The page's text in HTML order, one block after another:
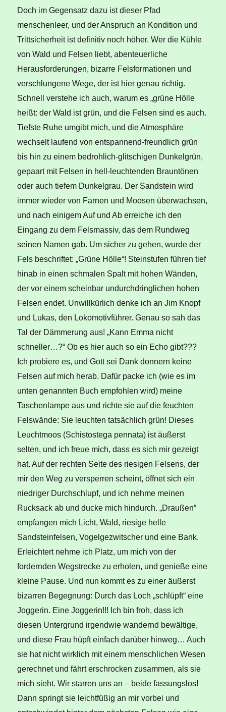
Doch im Gegensatz dazu ist dieser Pfad
menschenleer, und der Anspruch an Kondition und
Trittsicherheit ist definitiv noch höher. Wer die Kühle
von Wald und Felsen liebt, abenteuerliche
Herausforderungen, bizarre Felsformationen und
verschlungene Wege, der ist hier genau richtig.
Schnell verstehe ich auch, warum es „grüne Hölle
heißt: der Wald ist grün, und die Felsen sind es auch.
Tiefste Ruhe umgibt mich, und die Atmosphäre
wechselt laufend von entspannend-freundlich grün
bis hin zu einem bedrohlich-glitschigen Dunkelgrün,
gepaart mit Felsen in hell-leuchtenden Brauntönen
oder auch tiefem Dunkelgrau. Der Sandstein wird
immer wieder von Farnen und Moosen überwachsen,
und nach einigem Auf und Ab erreiche ich den
Eingang zu dem Felsmassiv, das dem Rundweg
seinen Namen gab. Um sicher zu gehen, wurde der
Fels beschriftet: „Grüne Hölle“! Steinstufen führen tief
hinab in einen schmalen Spalt mit hohen Wänden,
der vor einem scheinbar undurchdringlichen hohen
Felsen endet. Unwillkürlich denke ich an Jim Knopf
und Lukas, den Lokomotivführer. Genau so sah das
Tal der Dämmerung aus! „Kann Emma nicht
schneller…?“ Ob es hier auch so ein Echo gibt???
Ich probiere es, und Gott sei Dank donnern keine
Felsen auf mich herab. Dafür packe ich (wie es im
unten genannten Buch empfohlen wird) meine
Taschenlampe aus und richte sie auf die feuchten
Felswände: Sie leuchten tatsächlich grün! Dieses
Leuchtmoos (Schistostega pennata) ist äußerst
selten, und ich freue mich, dass es sich mir gezeigt
hat. Auf der rechten Seite des riesigen Felsens, der
mir den Weg zu versperren scheint, öffnet sich ein
niedriger Durchschlupf, und ich nehme meinen
Rucksack ab und ducke mich hindurch. „Draußen“
empfangen mich Licht, Wald, riesige helle
Sandsteinfelsen, Vogelgezwitscher und eine Bank.
Erleichtert nehme ich Platz, um mich von der
fordernden Wegstrecke zu erholen, und genieße eine
kleine Pause. Und nun kommt es zu einer äußerst
bizarren Begegnung: Durch das Loch „schlüpft“ eine
Joggerin. Eine Joggerin!!! Ich bin froh, dass ich
diesen Untergrund irgendwie wandernd bewältige,
und diese Frau hüpft einfach darüber hinweg… Auch
sie hat nicht wirklich mit einem menschlichen Wesen
gerechnet und fährt erschrocken zusammen, als sie
mich sieht. Wir starren uns an – beide fassungslos!
Dann springt sie leichtfüßig an mir vorbei und